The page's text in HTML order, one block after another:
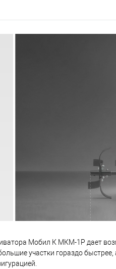
однако он не требует
выдерживает усилие на
Мобил К МКМ-1Р дает
участки гораздо